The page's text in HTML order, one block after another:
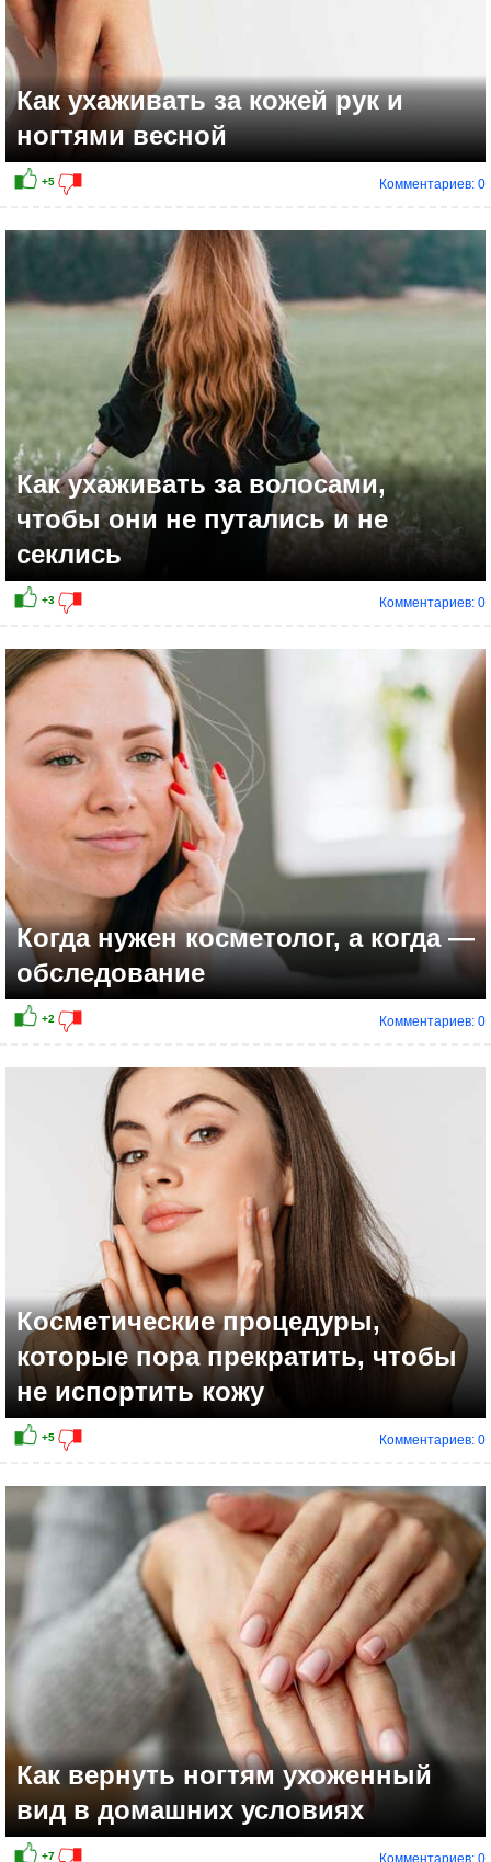
+4
+4
Как ухаживать за кожей рук и
ногтями весной
Комментариев: 0
Как ухаживать за волосами,
чтобы они не путались и не
секлись
Комментариев: 0
Когда нужен косметолог, а когда —
обследование
Комментариев: 0
Косметические процедуры,
которые пора прекратить, чтобы
не испортить кожу
Комментариев: 0
Как вернуть ногтям ухоженный
вид в домашних условиях
Комментариев: 0